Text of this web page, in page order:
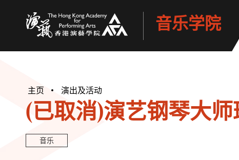
音乐学院
主页 演出及活动
(已取消)演艺钢琴大
音乐